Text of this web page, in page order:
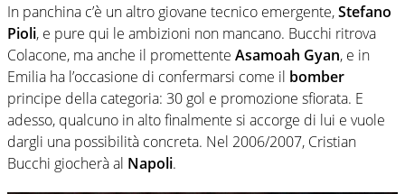
In panchina c’è un altro giovane tecnico emergente,Stefano
Pioli, e pure qui le ambizioni non mancano. Bucchi ritrova
Colacone, ma anche il promettente Asamoah Gyan, e in
Emilia ha l’occasione di confermarsi come il bomber
principe della categoria: 30 gol e promozione sfiorata. E
adesso, qualcuno in alto finalmente si accorge di lui e vuole
dargli una possibilità concreta. Nel 2006/2007, Cristian
Bucchi giocherà al Napoli.